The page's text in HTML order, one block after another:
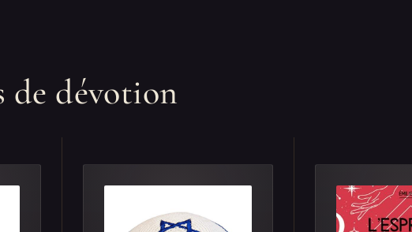
de dévotion